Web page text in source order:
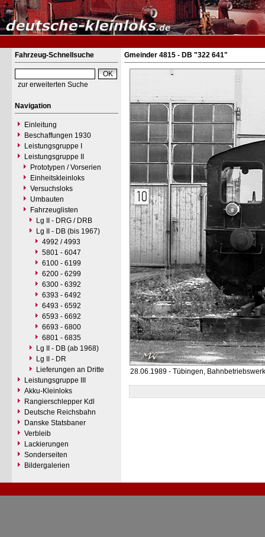
Fahrzeug-Schnellsuche
zur erweiterten Suche
Navigation
Einleitung
Beschaffungen 1930
Leistungsgruppe I
Leistungsgruppe II
Prototypen / Vorserien
Einheitskleinloks
Versuchsloks
Umbauten
Fahrzeuglisten
Lg II - DRG / DRB
Lg II - DB (bis 1967)
4992 / 4993
5801 - 6047
6100 - 6199
6200 - 6299
6300 - 6392
6393 - 6492
6493 - 6592
6593 - 6692
6693 - 6800
6801 - 6835
Lg II - DB (ab 1968)
Lg II - DR
Lieferungen an Dritte
Leistungsgruppe III
Akku-Kleinloks
Rangierschlepper Kdl
Deutsche Reichsbahn
Danske Statsbaner
Verbleib
Lackierungen
Sonderseiten
Bildergalerien
Gmeinder 4815 - DB "322 641"
28.06.1989 - Tübingen, Bahnbetriebswerk